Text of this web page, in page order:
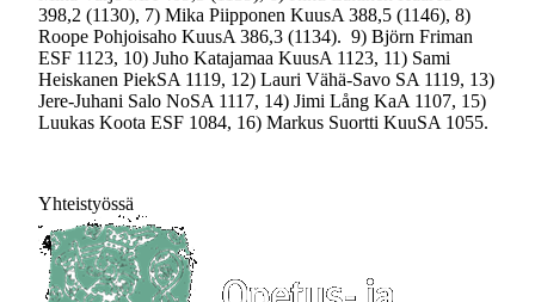
398,2 (1130), 7) Mika Piipponen KuusA 388,5 (1146), 8)
Roope Pohjoisaho KuusA 386,3 (1134). 9) Björn Friman
ESF 1123, 10) Juho Katajamaa KuusA 1123, 11) Sami
Heiskanen PiekSA 1119, 12) Lauri Vähä-Savo SA 1119, 13)
Jere-Juhani Salo NoSA 1117, 14) Jimi Lång KaA 1107, 15)
Luukas Koota ESF 1084, 16) Markus Suortti KuuSA 1055.
Yhteistyössä